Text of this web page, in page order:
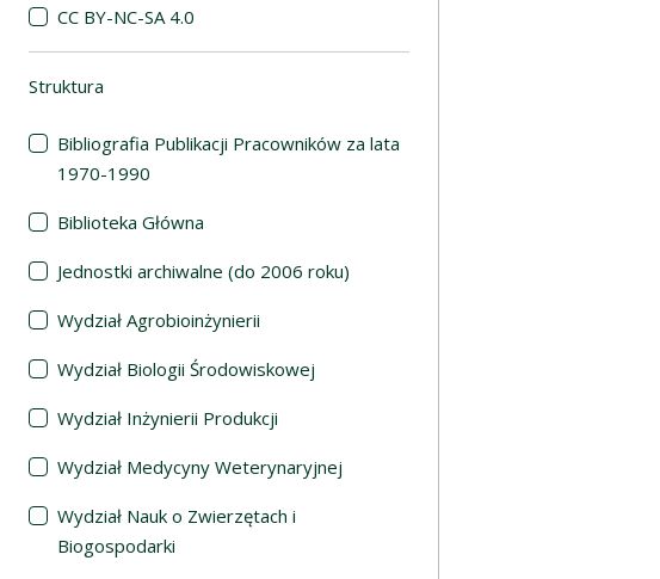
CC BY-NC-SA 4.0
Struktura
Bibliografia Publikacji Pracowników za lata
1970-1990
Biblioteka Główna
Jednostki archiwalne (do 2006 roku)
Wydział Agrobioinżynierii
Wydział Biologii Środowiskowej
Wydział Inżynierii Produkcji
Wydział Medycyny Weterynaryjnej
Wydział Nauk o Zwierzętach i
Biogospodarki